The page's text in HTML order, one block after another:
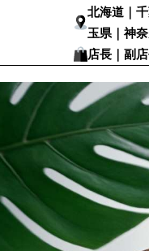
北海道｜
玉県｜神
庫県｜奈
店長｜副